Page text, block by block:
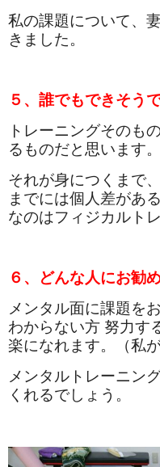
私の課題について、
きました。
５、誰でもできそう
トレーニングそのも
るものだと思います。
それが身につくまで
までには個人差があ
なのはフィジカルト
６、どんな人にお勧
メンタル面に課題を
わからない方 努力す
楽になれます。（私
メンタルトレーニン
くれるでしょう。